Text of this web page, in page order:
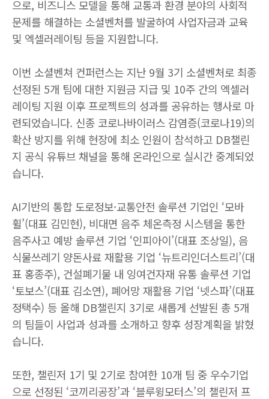
으로, 비즈니스 모델을 통해 교통과 환경 분야의 사회적
문제를 해결하는 소셜벤처를 발굴하여 사업자금과 교육
및 엑셀러레이팅 등을 지원합니다.
이번 소셜벤쳐 컨퍼런스는 지난 9월 3기 소셜벤처로 최종
선정된 5개 팀에 대한 지원금 지급 및 10주 간의 엑셀러
레이팅 지원 이후 프로젝트의 성과를 공유하는 행사로 마
련되었습니다. 신종 코로나바이러스 감염증(코로나19)의
확산 방지를 위해 현장에 최소 인원이 참석하고 DB챌린
지 공식 유튜브 채널을 통해 온라인으로 실시간 중계되었
습니다.
AI기반의 통합 도로정보·교통안전 솔루션 기업인 ‘모바
휠’(대표 김민현), 비대면 음주 체온측정 시스템을 통한
음주사고 예방 솔루션 기업 ‘인피아이’(대표 조상일), 음
식물쓰레기 양돈사료 재활용 기업 ‘뉴트리인더스트리’(대
표 홍종주), 건설폐기물 내 잉여건자재 유통 솔루션 기업
‘토보스’(대표 김소연), 폐어망 재활용 기업 ‘넷스파’(대표
정택수) 등 올해 DB챌린지 3기로 새롭게 선발된 총 5개
의 팀들이 사업과 성과를 소개하고 향후 성장계획을 밝혔
습니다.
또한, 챌린저 1기 및 2기로 참여한 10개 팀 중 우수기업
으로 선정된 ‘코끼리공장’과 ‘블루윙모터스’의 챌린저 프